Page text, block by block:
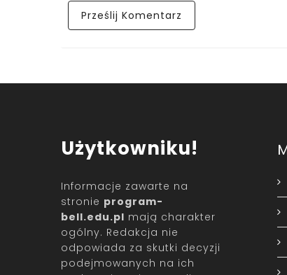
Użytkowniku!
Informacje zawarte na
stronie program-
bell.edu.pl mają charakter
ogólny. Redakcja nie
odpowiada za skutki decyzji
podejmowanych na ich